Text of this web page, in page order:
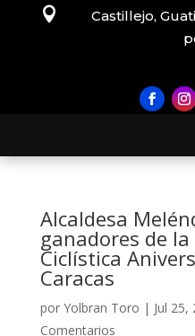

Castillejo,
Alcaldesa
ganadores de
Ciclística
Caracas
por Yolbran Toro | Jul 25,
Comentarios